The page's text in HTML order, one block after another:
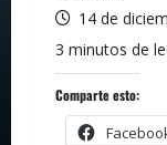
14 de
3 minutos de
Comparte esto: